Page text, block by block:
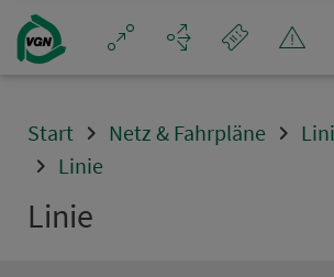
Navigation überspringen
Start Netz & Fahrpläne
Linie
Linie